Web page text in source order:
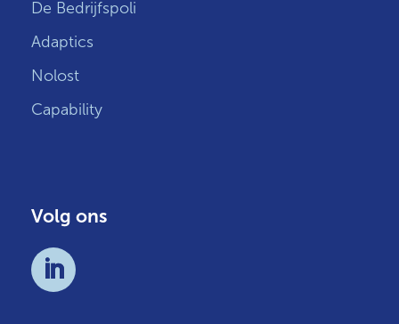
De Bedrijfspoli
Adaptics
Nolost
Capability
Volg ons